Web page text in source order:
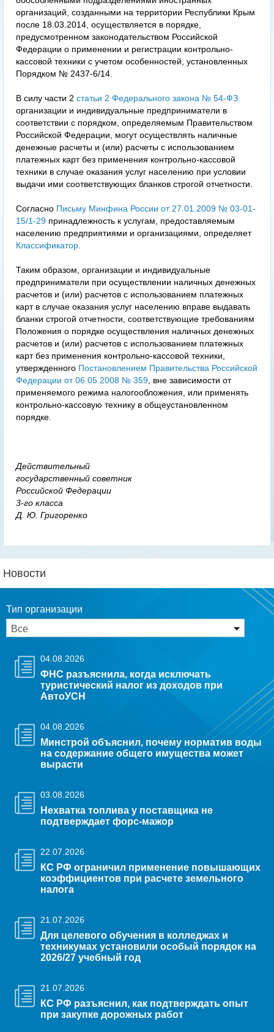
организаций, созданными на территории Республики Крым
после 18.03.2014, осуществляется в порядке,
предусмотренном законодательством Российской
Федерации о применении и регистрации контрольно-
кассовой техники с учетом особенностей, установленных
Порядком № 2437-6/14.
В силу части 2 статьи 2 Федерального закона № 54-ФЗ
организации и индивидуальные предприниматели в
соответствии с порядком, определяемым Правительством
Российской Федерации, могут осуществлять наличные
денежные расчеты и (или) расчеты с использованием
платежных карт без применения контрольно-кассовой
техники в случае оказания услуг населению при условии
выдачи ими соответствующих бланков строгой отчетности.
Согласно Письму Минфина России от 27.01.2009 № 03-01-
15/1-29 принадлежность к услугам, предоставляемым
населению предприятиями и организациями, определяет
Классификатор
Таким образом, организации и индивидуальные
предприниматели при осуществлении наличных денежных
расчетов и (или) расчетов с использованием платежных
карт в случае оказания услуг населению вправе выдавать
бланки строгой отчетности, соответствующие требованиям
Положения о порядке осуществления наличных денежных
расчетов и (или) расчетов с использованием платежных
карт без применения контрольно-кассовой техники,
утвержденного Постановлением Правительства Российской
Федерации от 06.05.2008 № 359 , вне зависимости от
применяемого режима налогообложения, или применять
контрольно-кассовую технику в общеустановленном
порядке.
Действительный
государственный советник
Российской Федерации
3-го класса
Д. Ю. Григоренко
Новости
Тип организации
04.08.2026
ФНС разъяснила, когда исключать
туристический налог из доходов при
АвтоУСН
04.08.2026
Минстрой объяснил, почему норматив воды
на содержание общего имущества может
вырасти
03.08.2026
Нехватка топлива у поставщика не
подтверждает форс-мажор
22.07.2026
КС РФ ограничил применение повышающих
коэффициентов при расчете земельного
налога
21.07.2026
Для целевого обучения в колледжах и
техникумах установили особый порядок на
2026/27 учебный год
21.07.2026
КС РФ разъяснил, как подтверждать опыт
при закупке дорожных работ